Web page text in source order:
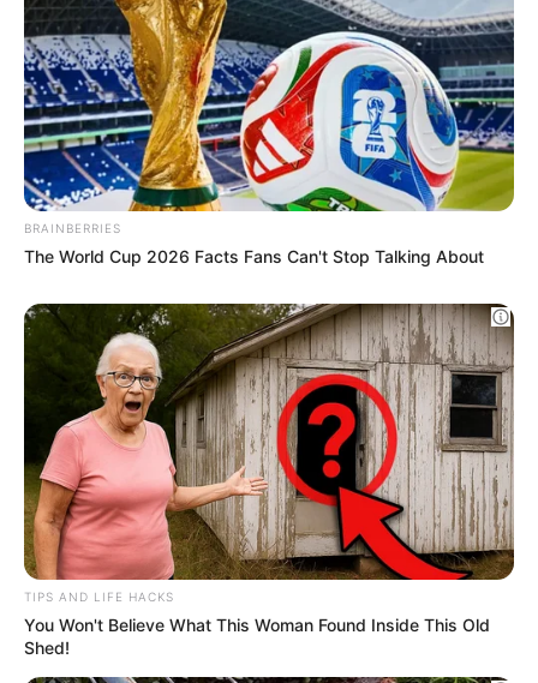
Χανιά
Αστυνομία Βόλος Θέματα ΗΠΑ
Σχετικά με το Newstok +
Ποιες ειδήσεις καλύπτει καθημερινά το Newstok; +
Πόσο γρήγορα δημοσιεύονται οι έκτακτες ειδήσεις; +
Προσφέρετε ενημέρωση για την Πολιτική και την
Οικονομία;
+
Πού μπορώ να διαβάσω για το πολιτικό παρασκήνιο;
BRAINBERRIES
The World Cup 2026 Facts Fans Can't Stop Talking About
TIPS AND LIFE HACKS
You Won't Believe What This Woman Found Inside This Old
Shed!